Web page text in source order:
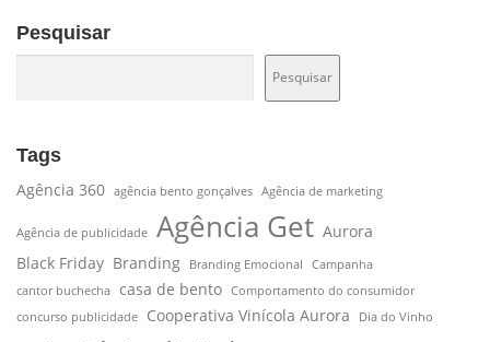
Pesquisar
Pesquisar
Tags
Agência 360 agência bento gonçalves Agência de marketing
Agência de publicidade Agência Get Aurora
Black Friday Branding Branding Emocional
Campanha
cantor buchecha
casa de bento Comportamento do consumidor
concurso publicidade
Cooperativa Vinícola Aurora Dia do Vinho